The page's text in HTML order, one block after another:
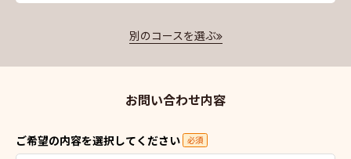
別のコースを選ぶ
お問い合わせ内容
ご希望の内容を選択してください 必須